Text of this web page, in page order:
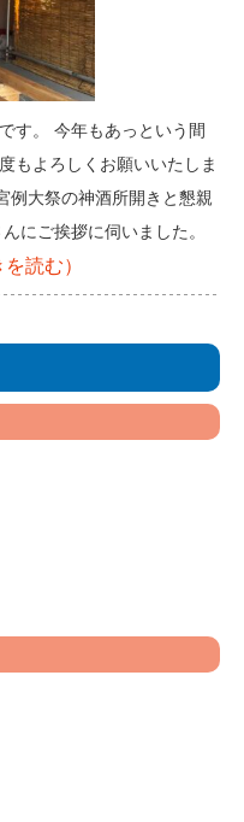
す。 今年もあっという間
もよろしくお願いいたしま
例大祭の神酒所開きと懇親
にご挨拶に伺いました。
を読む）